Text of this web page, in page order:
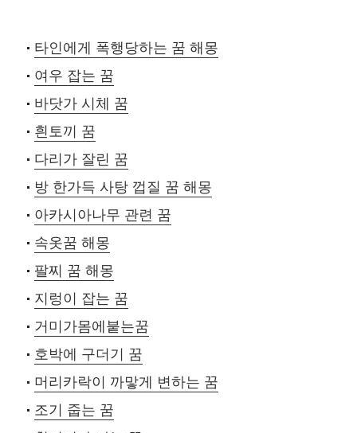
타인에게 폭행당하는 꿈 해몽
여우 잡는 꿈
바닷가 시체 꿈
흰토끼 꿈
다리가 잘린 꿈
방 한가득 사탕 껍질 꿈 해몽
아카시아나무 관련 꿈
속옷꿈 해몽
팔찌 꿈 해몽
지렁이 잡는 꿈
거미가몸에붙는꿈
호박에 구더기 꿈
머리카락이 까맣게 변하는 꿈
조기 줍는 꿈